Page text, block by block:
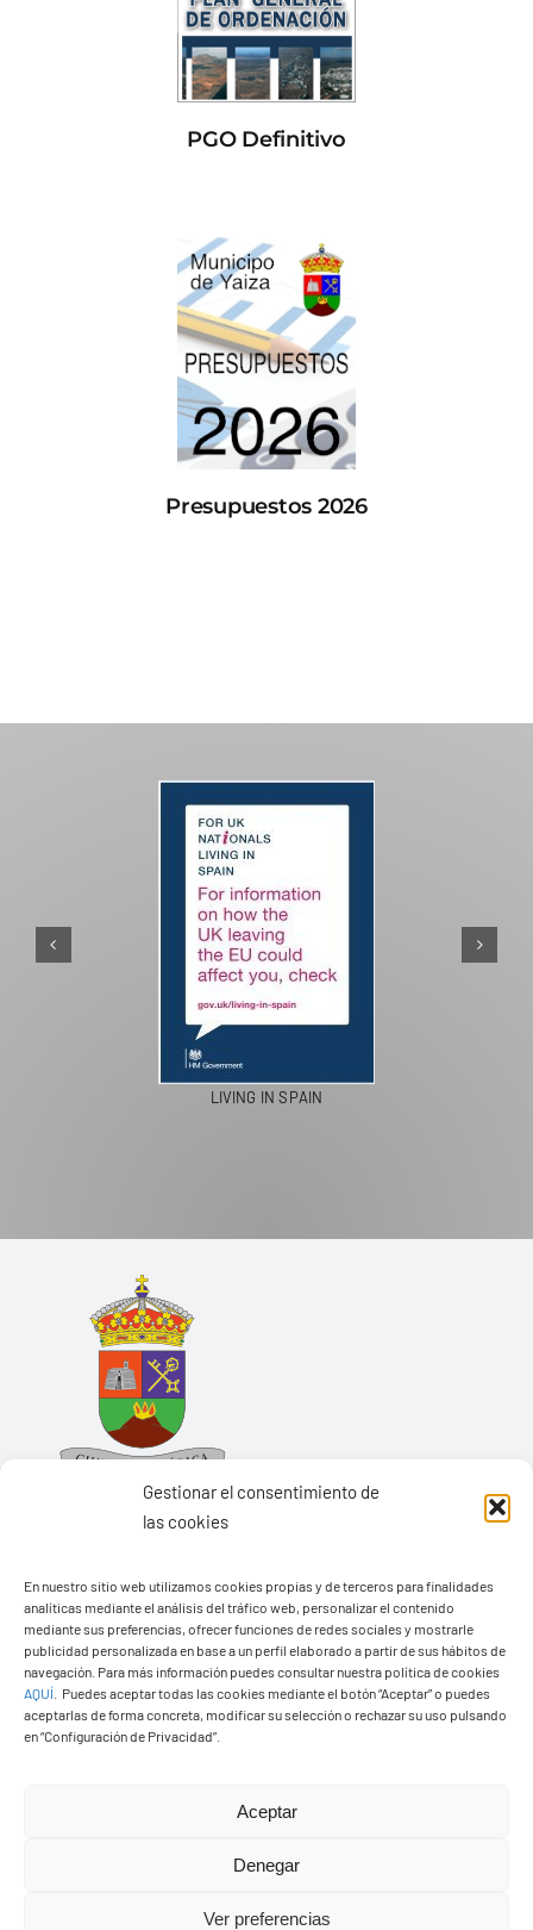
Gestionar el consentimiento de
las cookies
En nuestro sitio web utilizamos cookies propias y de terceros para finalidades
analíticas mediante el análisis del tráfico web, personalizar el contenido
mediante sus preferencias, ofrecer funciones de redes sociales y mostrarle
publicidad personalizada en base a un perfil elaborado a partir de sus hábitos de
navegación. Para más información puedes consultar nuestra política de cookies
AQUÍ
Puedes aceptar todas las cookies mediante el botón “Aceptar” o puedes
aceptarlas de forma concreta, modificar su selección o rechazar su uso pulsando
en “Configuración de Privacidad”.
Aceptar
Denegar
Ver preferencias
PGO Definitivo
Presupuestos 2026
LIVING IN SPAIN
Ayuntamiento de Yaiza
Pza. de Los Remedios, 1
35570 – Yaiza
Tel:928 83 62 20
© Copyright2026 Ayuntamiento de Yaiza - Todos los